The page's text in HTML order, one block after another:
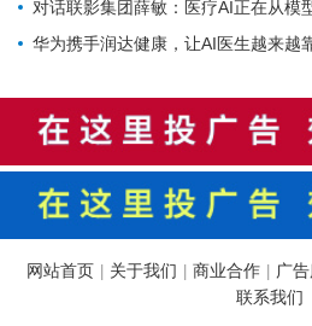
对话联影集团薛敏：医疗AI正在从模型竞争，
华为携手润达健康，让AI医生越来越
网站首页 | 关于我们 | 商业合作 | 广
联系我们